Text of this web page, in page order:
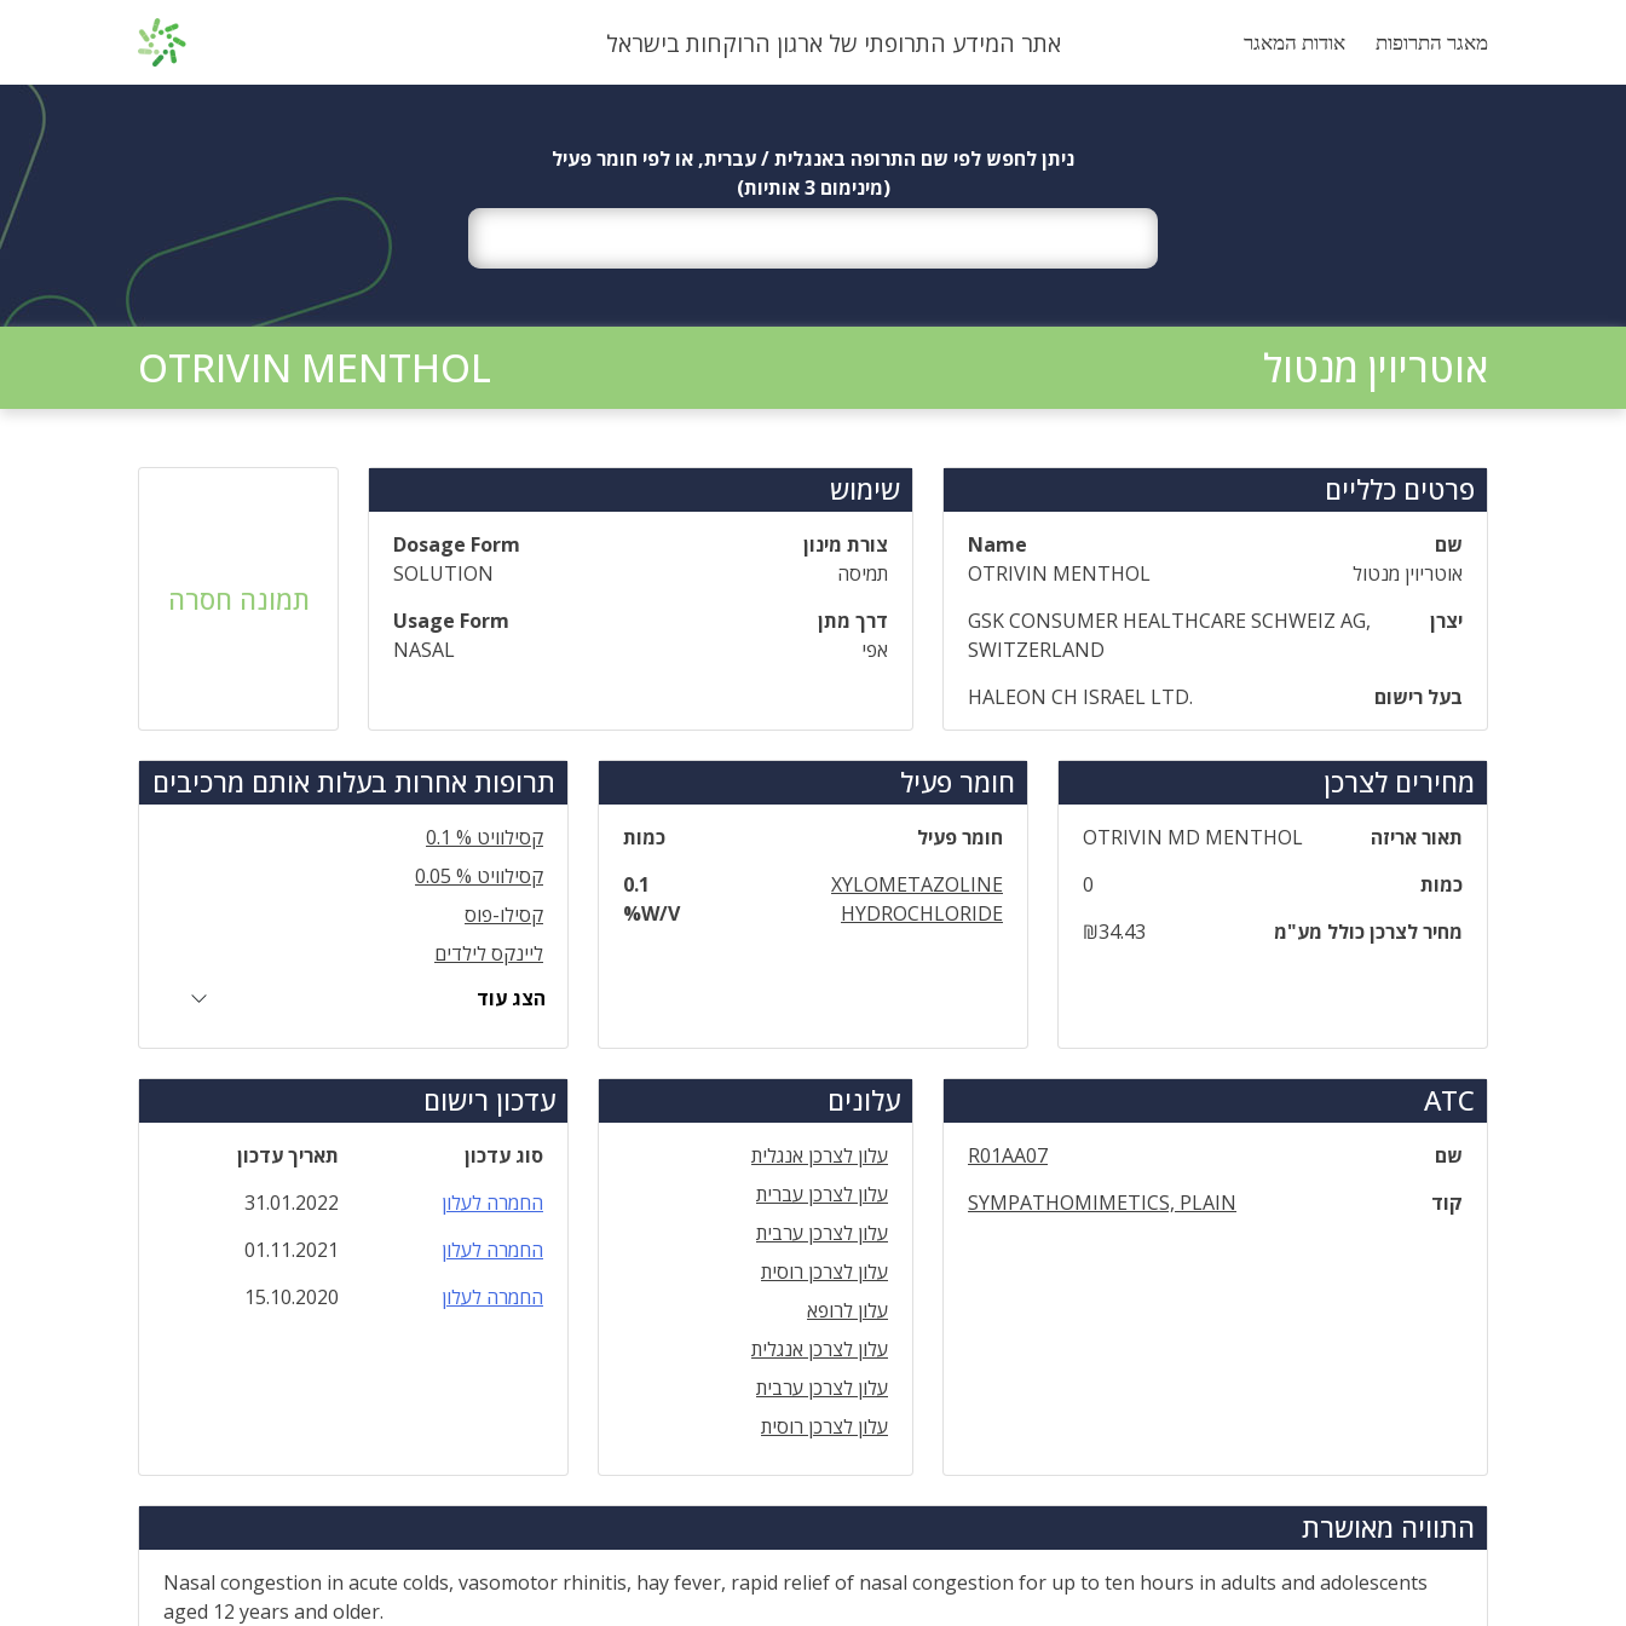
מאגר התרופות אודות המאגר אתר המידע התרופתי של ארגון הרוקחות בישראל
ניתן לחפש לפי שם התרופה באנגלית / עברית, או לפי חומר פעיל
(מינימום 3 אותיות)
אוטריוין מנטול OTRIVIN MENTHOL
פרטים כלליים
שם
Name
אוטריוין מנטול
OTRIVIN MENTHOL
יצרן
GSK CONSUMER HEALTHCARE SCHWEIZ AG,
SWITZERLAND
בעל רישום
HALEON CH ISRAEL LTD.
שימוש
צורת מינון
Dosage Form
תמיסה
SOLUTION
דרך מתן
Usage Form
אפי
NASAL
תמונה חסרה
מחירים לצרכן
תאור אריזה
OTRIVIN MD MENTHOL
כמות
0
מחיר לצרכן כולל מע"מ
₪34.43
חומר פעיל
חומר פעיל
כמות
XYLOMETAZOLINE
HYDROCHLORIDE
0.1
%W/V
תרופות אחרות בעלות אותם מרכיבים
קסילוויט % 0.1
קסילוויט % 0.05
קסילו-פוס
ליינקס לילדים
הצג עוד
ATC
שם
R01AA07
קוד
SYMPATHOMIMETICS, PLAIN
עלונים
עלון לצרכן אנגלית
עלון לצרכן עברית
עלון לצרכן ערבית
עלון לצרכן רוסית
עלון לרופא
עלון לצרכן אנגלית
עלון לצרכן ערבית
עלון לצרכן רוסית
עדכון רישום
סוג עדכון
תאריך עדכון
החמרה לעלון
31.01.2022
החמרה לעלון
01.11.2021
החמרה לעלון
15.10.2020
התוויה מאושרת
Nasal congestion in acute colds, vasomotor rhinitis, hay fever, rapid relief of nasal congestion for up to ten hours in adults and adolescents
aged 12 years and older.